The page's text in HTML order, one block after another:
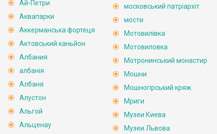
Ай-Петри
Аквапарки
Аккерманська фортеця
Актовський каньйон
Албания
албанія
Албаня
Алустон
Альгой
Альценау
московський патріархіт
мости
Мотовилівка
Мотовиловка
Мотронинський монастир
Мошни
Мошногірський кряж
Мриги
Музеи Киева
Музеи Львова